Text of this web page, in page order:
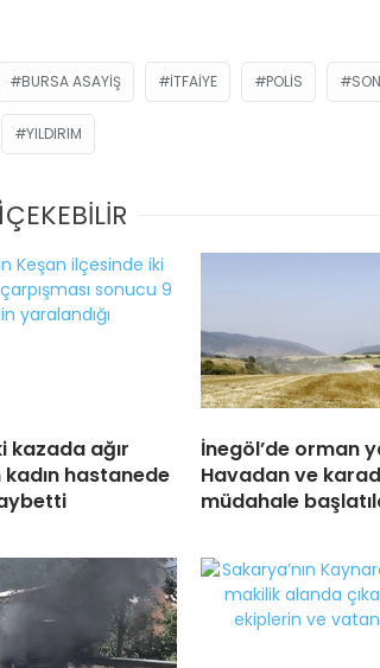
BURSA ASAYIŞ İTFAIYE POLIS
YILDIRIM
ÇEKEBİLİR
kazada ağır
hastanede
İnegöl’de orman
Havadan ve
müdahale